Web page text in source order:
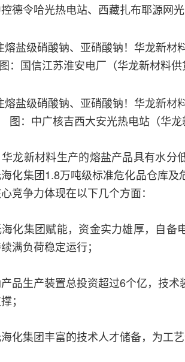
德令哈光热电站、西藏扎布耶源网
图：国信江苏淮安电厂（华龙新材料供
图：中广核吉西大安光热电站（华龙
龙新材料生产的熔盐产品具有水分
化集团1.8万吨级标准危化品仓库及
竞争力体现在以下几个方面：
化集团赋能，资金实力雄厚，自备
满负荷稳定运行；
品生产装置总投资超过6个亿，技
；
化集团丰富的技术人才储备，为工